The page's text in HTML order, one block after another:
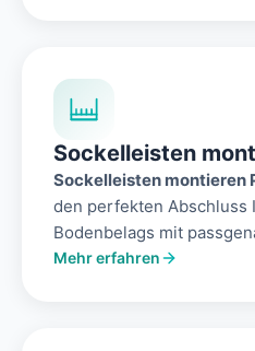
Sockelleisten
Sockelleisten montieren
den perfekten Abschluss
Bodenbelags mit
Mehr erfahren